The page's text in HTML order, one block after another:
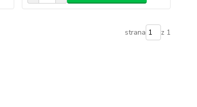
strana z 1